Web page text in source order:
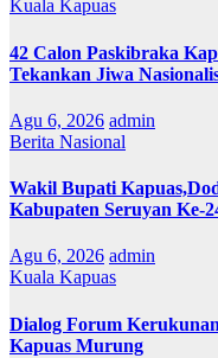
Kuala Kapuas
42 Calon Paskibraka
Tekankan Jiwa
Agu 6, 2026 admin
Berita Nasional
Wakil Bupati
Kabupaten Seruyan Ke-
Agu 6, 2026 admin
Kuala Kapuas
Dialog Forum
Kapuas Murung